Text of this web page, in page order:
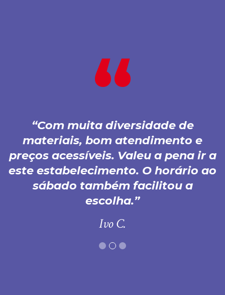
Com muita diversidade de
materiais, bom atendimento e
preços acessíveis. Valeu a pena ir a
este estabelecimento. O horário ao
sábado também facilitou a
escolha.
Ivo C.